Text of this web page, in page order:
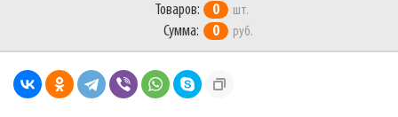
Товаров: 0 шт.
Сумма: 0 руб.